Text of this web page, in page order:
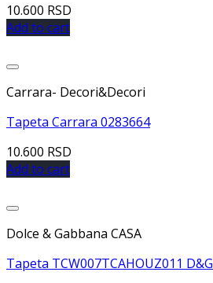
10.600 RSD
Add to cart
Carrara- Decori&Decori
Tapeta Carrara 0283664
10.600 RSD
Add to cart
Dolce & Gabbana CASA
Tapeta TCW007TCAHOUZ011 D&G